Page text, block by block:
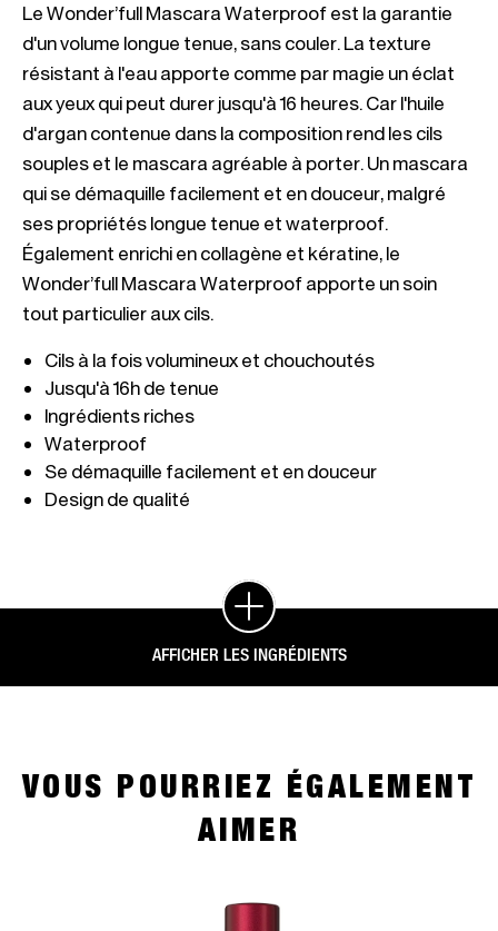
Le Wonder’full Mascara Waterproof est la garantie
d'un volume longue tenue, sans couler. La texture
résistant à l'eau apporte comme par magie un éclat
aux yeux qui peut durer jusqu'à 16 heures. Car l'huile
d'argan contenue dans la composition rend les cils
souples et le mascara agréable à porter. Un mascara
qui se démaquille facilement et en douceur, malgré
ses propriétés longue tenue et waterproof.
Également enrichi en collagène et kératine, le
Wonder’full Mascara Waterproof apporte un soin
Design de qualité
AFFICHER LES INGRÉDIENTS
VOUS POURRIEZ ÉGALEMENT
AIMER